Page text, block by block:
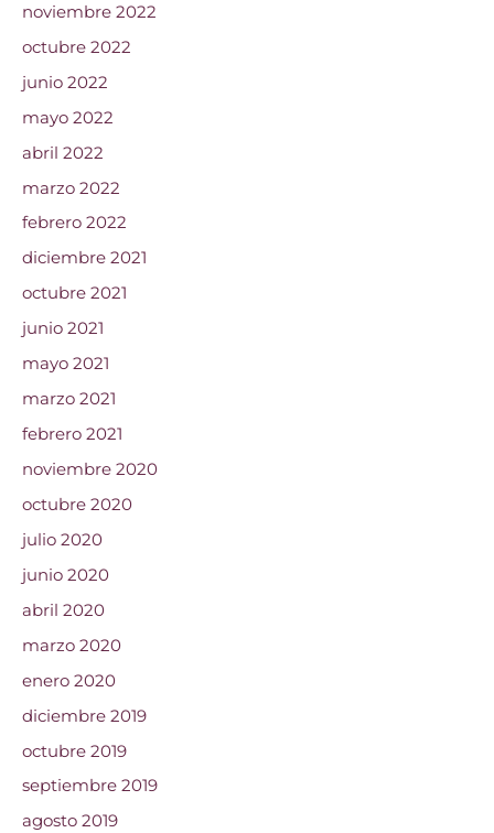
noviembre 2022
octubre 2022
junio 2022
mayo 2022
abril 2022
marzo 2022
febrero 2022
diciembre 2021
octubre 2021
junio 2021
mayo 2021
marzo 2021
febrero 2021
noviembre 2020
octubre 2020
julio 2020
junio 2020
abril 2020
marzo 2020
enero 2020
diciembre 2019
octubre 2019
septiembre 2019
agosto 2019